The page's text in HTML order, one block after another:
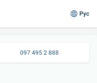
Рус
097 495 2 888